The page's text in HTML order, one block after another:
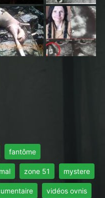
fantôme
zone 51 mystere
vidéos ovnis